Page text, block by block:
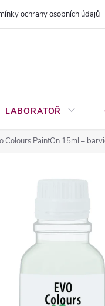
ochrany osobních údajů
LABORATOŘ
Colours PaintOn 15ml –